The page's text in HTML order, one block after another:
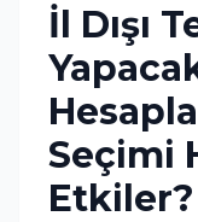
İl Dışı
Seçimi
Etkiler?